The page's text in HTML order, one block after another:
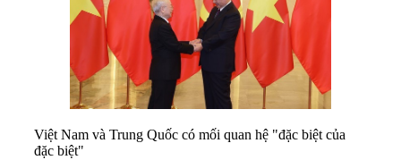
Việt Nam và Trung Quốc có mối quan hệ "đặc biệt của
đặc biệt"